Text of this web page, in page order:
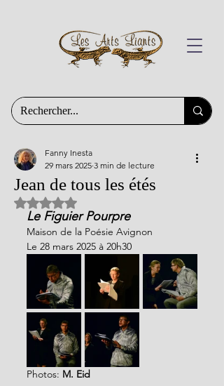
Jean de tous les étés
Fanny Inesta
29 mars 2025 3 min de lecture
Noté NaN étoiles sur 5.
Le Figuier Pourpre
Maison de la Poésie Avignon
Le 28 mars 2025 à 20h30
Photos: M. Eid